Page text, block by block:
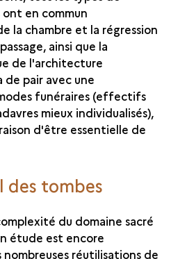
en commun
la chambre et la régression
ainsi que la
de l'architecture
de pair avec une
funéraires (effectifs
mieux individualisés),
d'être essentielle de
des tombes
du domaine sacré
étude est encore
nombreuses réutilisations de